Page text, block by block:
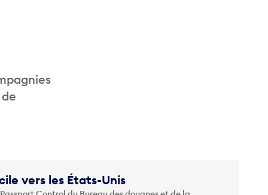
vers les États-Unis